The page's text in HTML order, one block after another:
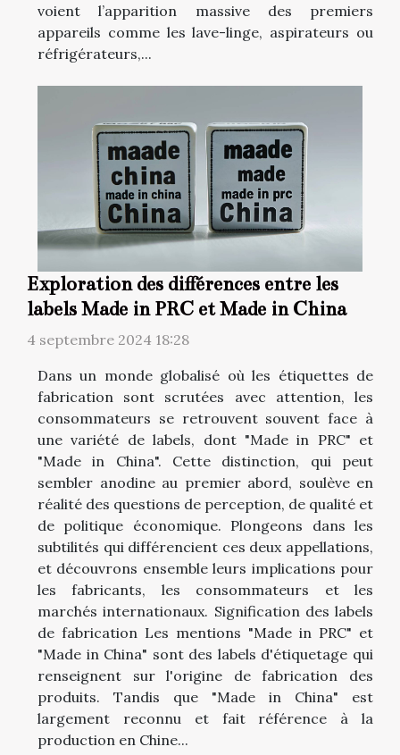
voient l’apparition massive des premiers
appareils comme les lave-linge, aspirateurs ou
réfrigérateurs,...
Exploration des différences entre les
labels Made in PRC et Made in China
4 septembre 2024 18:28
Dans un monde globalisé où les étiquettes de
fabrication sont scrutées avec attention, les
consommateurs se retrouvent souvent face à
une variété de labels, dont "Made in PRC" et
"Made in China". Cette distinction, qui peut
sembler anodine au premier abord, soulève en
réalité des questions de perception, de qualité et
de politique économique. Plongeons dans les
subtilités qui différencient ces deux appellations,
et découvrons ensemble leurs implications pour
les fabricants, les consommateurs et les
marchés internationaux. Signification des labels
de fabrication Les mentions "Made in PRC" et
"Made in China" sont des labels d'étiquetage qui
renseignent sur l'origine de fabrication des
produits. Tandis que "Made in China" est
largement reconnu et fait référence à la
production en Chine...